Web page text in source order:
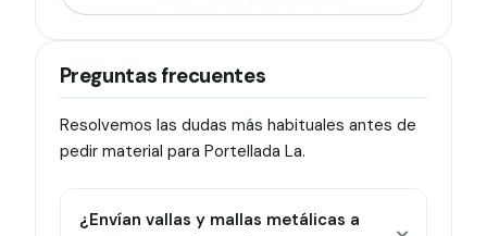
Preguntas frecuentes
Resolvemos las dudas más habituales antes de
pedir material para Portellada La.
¿Envían vallas y mallas metálicas a